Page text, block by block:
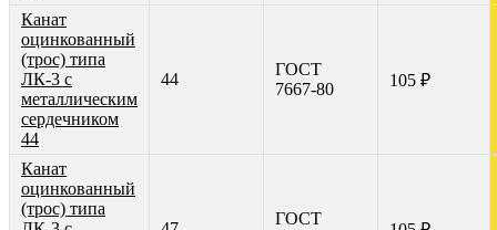
Канат
оцинкованный
(трос) типа
ЛК-3 с
металлическим
сердечником
44
44
ГОСТ
7667-80
105 ₽
Канат
оцинкованный
(трос) типа
ГОСТ